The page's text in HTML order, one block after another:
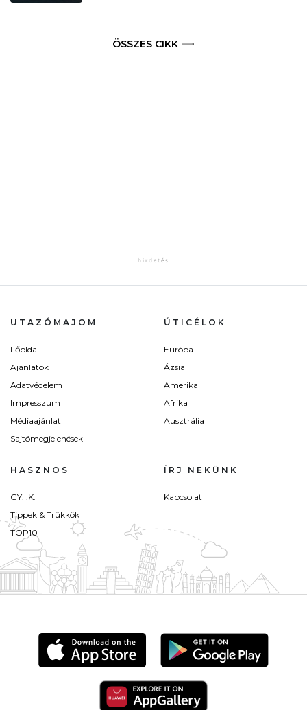
ÖSSZES CIKK
UTAZÓMAJOM
Főoldal
Ajánlatok
Adatvédelem
Impresszum
Médiaajánlat
Sajtómegjelenések
ÚTICÉLOK
Európa
Ázsia
Amerika
Afrika
Ausztrália
HASZNOS
GY.I.K.
Tippek & Trükkök
TOP10
ÍRJ NEKÜNK
Kapcsolat